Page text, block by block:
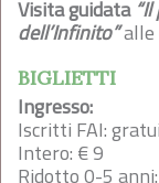
Visita guidata“Il
dell’Infinito”alle
BIGLIETTI
Ingresso:
Iscritti FAI:
Intero: € 9
Ridotto 0-5